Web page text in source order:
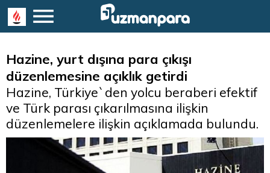
Hazine, yurt dışına para çıkışı
düzenlemesine açıklık getirdi
Hazine, Türkiye`den yolcu beraberi efektif
ve Türk parası çıkarılmasına ilişkin
düzenlemelere ilişkin açıklamada bulundu.